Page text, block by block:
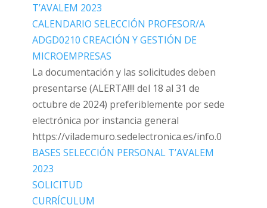
T’AVALEM 2023
CALENDARIO SELECCIÓN PROFESOR/A
ADGD0210 CREACIÓN Y GESTIÓN DE
MICROEMPRESAS
La documentación y las solicitudes deben
presentarse (ALERTA!!!! del 18 al 31 de
octubre de 2024) preferiblemente por sede
electrónica por instancia general
https://vilademuro.sedelectronica.es/info.0
BASES SELECCIÓN PERSONAL T’AVALEM
2023
SOLICITUD
CURRÍCULUM